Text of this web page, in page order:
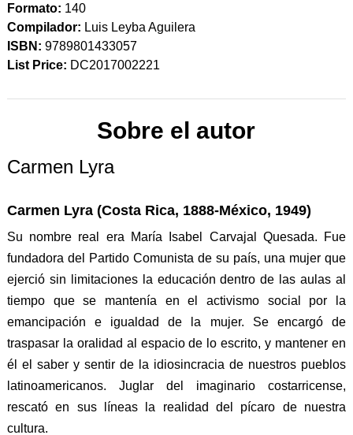
Formato: 140
Compilador: Luis Leyba Aguilera
ISBN: 9789801433057
List Price: DC2017002221
Sobre el autor
Carmen Lyra
Carmen Lyra (Costa Rica, 1888-México, 1949)
Su nombre real era María Isabel Carvajal Quesada. Fue
fundadora del Partido Comunista de su país, una mujer que
ejerció sin limitaciones la educación dentro de las aulas al
tiempo que se mantenía en el activismo social por la
emancipación e igualdad de la mujer. Se encargó de
traspasar la oralidad al espacio de lo escrito, y mantener en
él el saber y sentir de la idiosincracia de nuestros pueblos
latinoamericanos. Juglar del imaginario costarricense,
rescató en sus líneas la realidad del pícaro de nuestra
cultura.